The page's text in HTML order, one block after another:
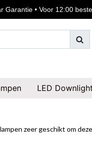
LED
zeer geschikt om
• Voor 12:00